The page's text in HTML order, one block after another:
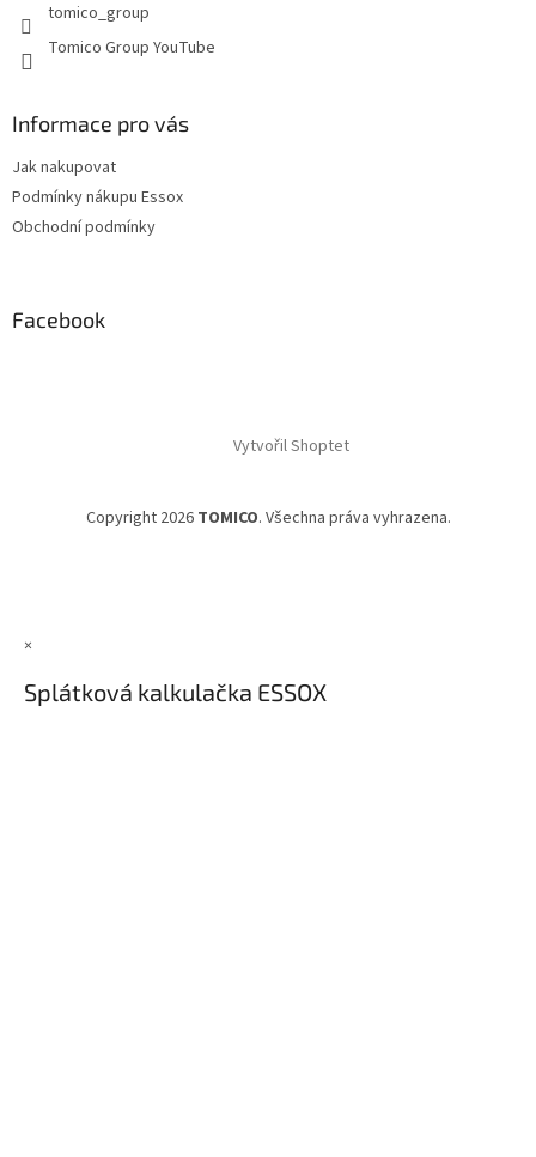
tomico_group
Tomico Group YouTube
Informace pro vás
Jak nakupovat
Podmínky nákupu Essox
Obchodní podmínky
Facebook
Vytvořil Shoptet
Copyright 2026 TOMICO. Všechna práva vyhrazena.
×
Splátková kalkulačka ESSOX